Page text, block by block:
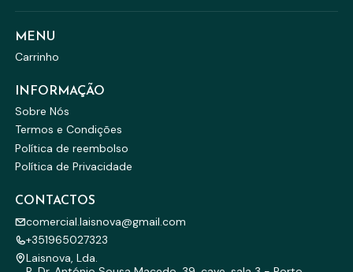
MENU
Carrinho
INFORMAÇÃO
Sobre Nós
Termos e Condições
Política de reembolso
Política de Privacidade
CONTACTOS
comercial.laisnova@gmail.com
+351965027323
Laisnova, Lda.